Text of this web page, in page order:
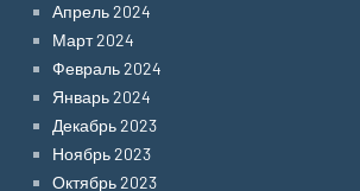
Апрель 2024
Март 2024
Февраль 2024
Январь 2024
Декабрь 2023
Ноябрь 2023
Октябрь 2023